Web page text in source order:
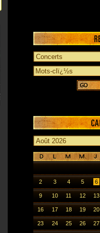
2 3 4 5 6
9 10 11 12 13
16 17 18 19 20
23 24 25 26 27